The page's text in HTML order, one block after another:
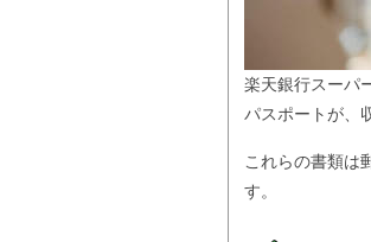
楽天銀行スーパ
パスポートが、
これらの書類は
す。